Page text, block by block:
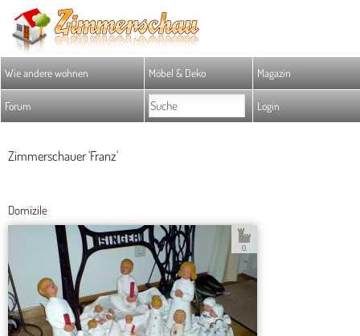
Wie andere wohnen Möbel & Deko Magazin
Forum Login
Zimmerschauer 'Franz'
Domizile
0.